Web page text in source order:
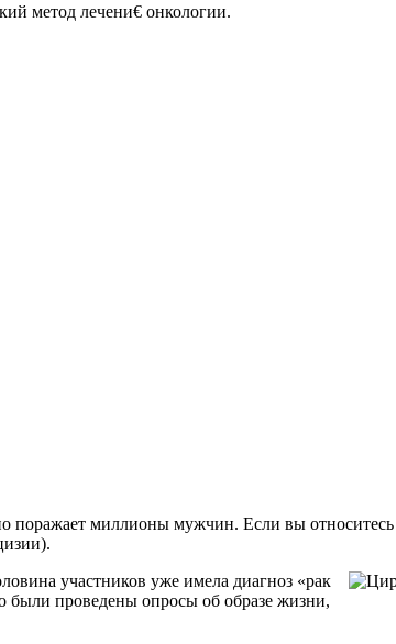
метод лечени€ онкологии.
поражает миллионы мужчин. Если вы
участников уже имела диагноз «рак
были проведены опросы об образе жизни,